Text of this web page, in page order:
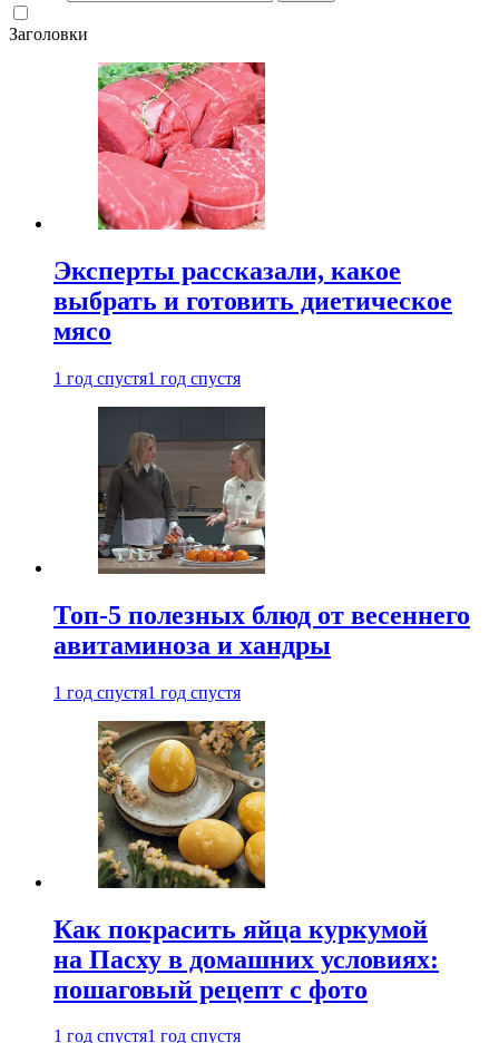
Заголовки
Эксперты рассказали, какое
выбрать и готовить диетическое
мясо
1 год спустя1 год спустя
Топ-5 полезных блюд от весеннего
авитаминоза и хандры
1 год спустя1 год спустя
Как покрасить яйца куркумой
на Пасху в домашних условиях:
пошаговый рецепт с фото
1 год спустя1 год спустя